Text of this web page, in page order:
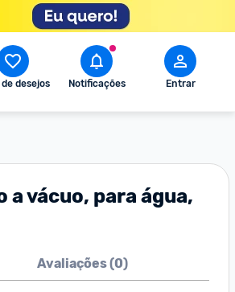
desejos Notificações Entrar
vácuo, para água,
Avaliações (0)